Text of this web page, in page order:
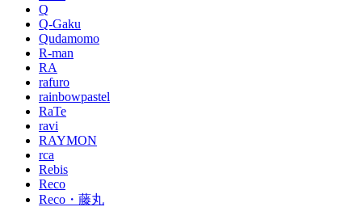
Q
Q-Gaku
Qudamomo
R-man
RA
rafuro
rainbowpastel
RaTe
ravi
RAYMON
rca
Rebis
Reco
Reco・藤丸